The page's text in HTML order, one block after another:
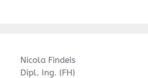
Nicola Findeis
Dipl. Ing. (FH)